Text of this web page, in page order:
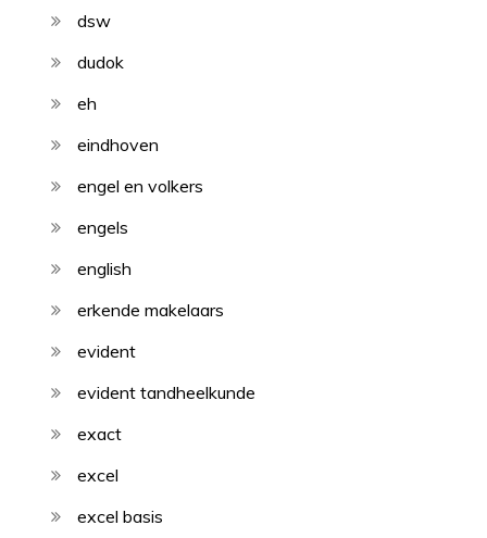
dsw
dudok
eh
eindhoven
engel en volkers
engels
english
erkende makelaars
evident
evident tandheelkunde
exact
excel
excel basis